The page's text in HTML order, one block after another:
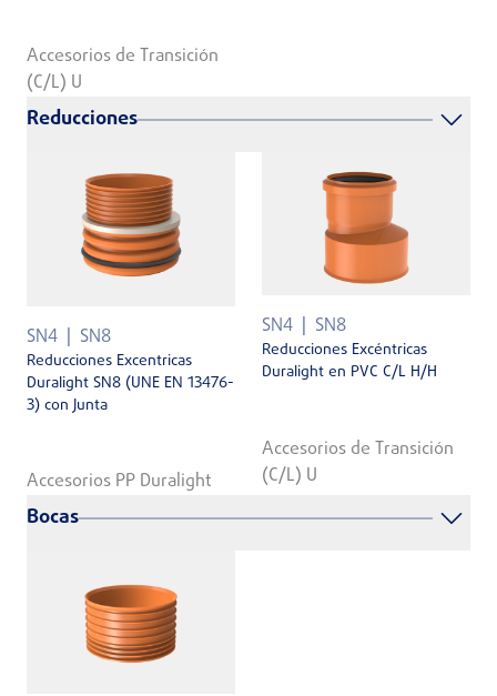
Accesorios de Transición
(C/L) U
Reducciones
SN4 SN8
Reducciones Excentricas
Duralight SN8 (UNE EN 13476-
3) con Junta
Accesorios PP Duralight
SN4 SN8
Reducciones Excéntricas
Duralight en PVC C/L H/H
Accesorios de Transición
(C/L) U
Bocas